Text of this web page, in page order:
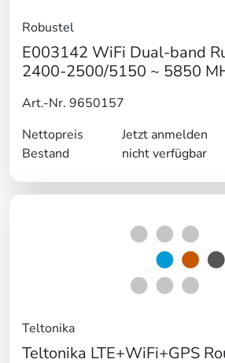
Robustel
E003142 WiFi Dual-band
2400-2500/5150 ~ 5850
Art.-Nr. 9650157
Nettopreis
Jetzt anmelden
Bestand
nicht verfügbar
Teltonika
Teltonika LTE+WiFi+GPS